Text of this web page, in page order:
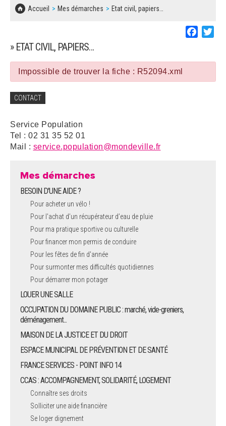
Accueil Mes démarches Etat civil, papiers…
» ETAT CIVIL, PAPIERS…
Impossible de trouver la fiche : R52094.xml
CONTACT
Service Population
Tel : 02 31 35 52 01
Mail : service.population@mondeville.fr
Mes démarches
BESOIN D'UNE AIDE ?
Pour acheter un vélo !
Pour l'achat d’un récupérateur d’eau de pluie
Pour ma pratique sportive ou culturelle
Pour financer mon permis de conduire
Pour les fêtes de fin d'année
Pour surmonter mes difficultés quotidiennes
Pour démarrer mon potager
LOUER UNE SALLE
OCCUPATION DU DOMAINE PUBLIC : marché, vide-greniers,
déménagement...
MAISON DE LA JUSTICE ET DU DROIT
ESPACE MUNICIPAL DE PRÉVENTION ET DE SANTÉ
FRANCE SERVICES - POINT INFO 14
CCAS : ACCOMPAGNEMENT, SOLIDARITÉ, LOGEMENT
Connaître ses droits
Solliciter une aide financière
Se loger dignement
CONCERTATIONS PUBLIQUES
SOLIDARITÉ, LOGEMENT
EMPLOI
URBANISME
POLICE MUNICIPALE
BESOIN D'UNE AIDE ?
LES ASSOCIATIONS
MARCHÉS PUBLICS
SUR LES RISQUES MAJEURS
REGLEMENT LOCAL DE PUBLICITÉ
DECLARATION DE DEMARCHAGE
DOSSIER DE DEMANDE DE SUBVENTION
DEMANDE DE PRÊT DE MATERIEL
FICHE D'ORGANISATION MANIFESTATION
PLAN D'ACTION MUNICIPAL
ARRÊTÉS MUNICIPAUX